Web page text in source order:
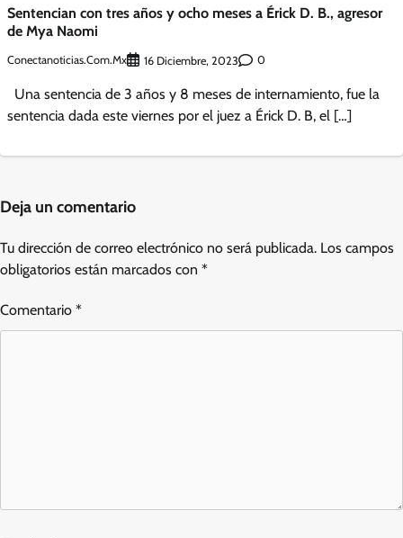
Sentencian con tres años y ocho meses a Érick D. B., agresor
de Mya Naomi
Conectanoticias.com.mx 16 Diciembre, 2023 0
Una sentencia de 3 años y 8 meses de internamiento, fue la
sentencia dada este viernes por el juez a Érick D. B, el […]
Deja un comentario
Tu dirección de correo electrónico no será publicada. Los campos
obligatorios están marcados con *
Comentario *